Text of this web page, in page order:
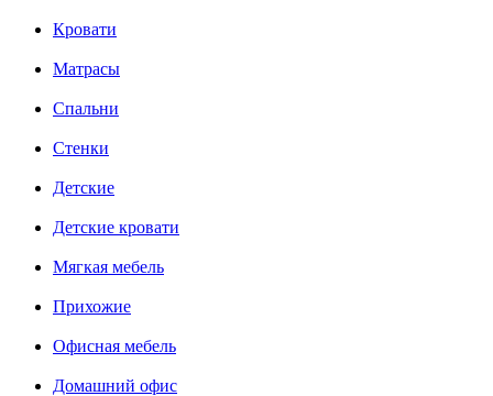
Кровати
Матрасы
Cпальни
Стенки
Детские
Детские кровати
Мягкая мебель
Прихожие
Офисная мебель
Домашний офис